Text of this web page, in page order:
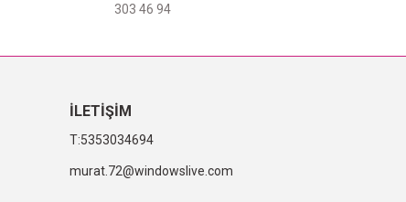
303 46 94
İLETİŞİM
5353034694
murat.72@windowslive.com